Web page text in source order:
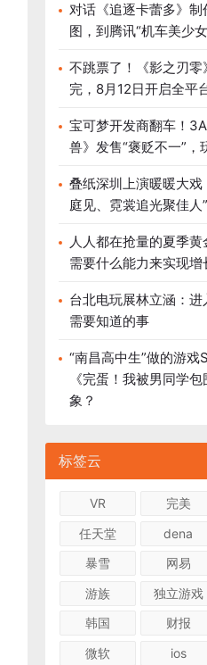
对话《追逐卡蕾多》
图，到腾讯“机车美少女
不跳票了！《影之刃零
完，8月12日开启全平
宝可梦开发商翻车！
兽》发售“褒贬不一”，
叠纸深圳上演暖暖大戏
庭见、霓裳追光聚佳人”
人人都在抢量的夏季
需要什么能力来实现增
台北电玩展林立涵：
需要知道的事
“南昌高中生”做的游戏
《完蛋！我被男同学
象？
标签云
VR 完美
任天堂
dena
暴雪
网易
游族
独立游戏
韩国
财报
微软
ios